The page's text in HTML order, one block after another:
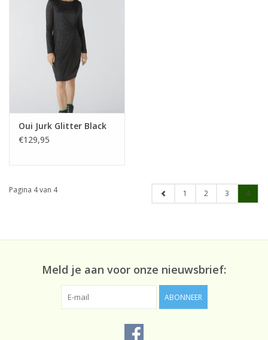
Oui Jurk Glitter Black
€129,95
Pagina 4 van 4 1 2 3 4
Meld je aan voor onze nieuwsbrief:
ABONNEER